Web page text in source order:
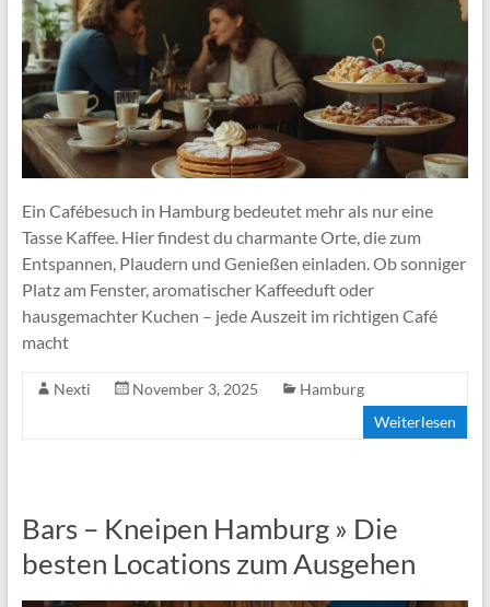
Ein Cafébesuch in Hamburg bedeutet mehr als nur eine
Tasse Kaffee. Hier findest du charmante Orte, die zum
Entspannen, Plaudern und Genießen einladen. Ob sonniger
Platz am Fenster, aromatischer Kaffeeduft oder
hausgemachter Kuchen – jede Auszeit im richtigen Café
macht
Nexti November 3, 2025
Hamburg
Weiterlesen
Bars – Kneipen Hamburg » Die
besten Locations zum Ausgehen